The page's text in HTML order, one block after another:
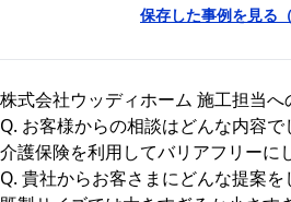
保存した事例を見る（
株式会社ウッディホーム 施工担当へ
Q. お客様からの相談はどんな内容で
介護保険を利用してバリアフリーに
Q. 貴社からお客さまにどんな提案を